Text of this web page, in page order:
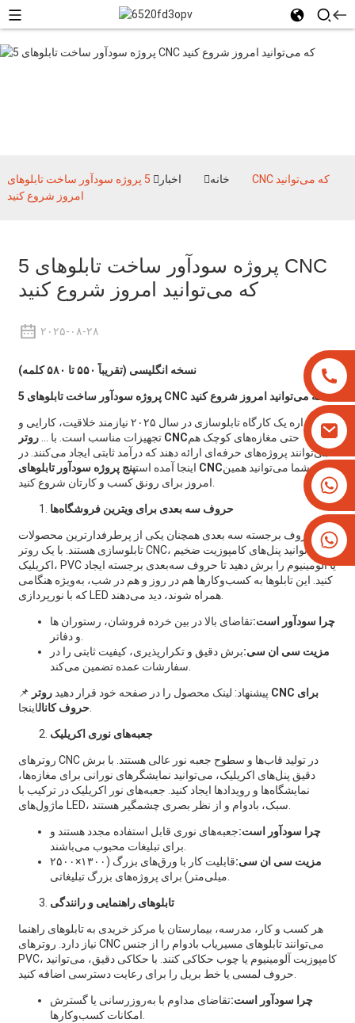
‎+۸۶۱۳۸۲۵۷۹۳۳۴‎
خانه اخبار
5 پروژه سودآور ساخت تابلوهای CNC که می‌توانید
امروز شروع کنید
5 پروژه سودآور ساخت تابلوهای CNC
که می‌توانید امروز شروع کنید
۲۰۲۵-۰۸-۲۸
نسخه انگلیسی (تقریباً ۵۵۰ تا ۵۸۰ کلمه)
5 پروژه سودآور ساخت تابلوهای CNC که می‌توانید امروز شروع کنید
اداره یک کارگاه تابلوسازی در سال ۲۰۲۵ نیازمند خلاقیت، کارایی و
تجهیزات مناسب است. با ...روتر CNCحتی مغازه‌های کوچک هم
می‌توانند پروژه‌های حرفه‌ای ارائه دهند که درآمد ثابتی ایجاد می‌کنند. در
اینجا آمده است پنج پروژه سودآور تابلوهای CNCشما می‌توانید همین
امروز برای رونق کسب و کارتان شروع کنید.
حروف سه بعدی برای ویترین فروشگاه‌ها
حروف برجسته سه بعدی همچنان یکی از پرطرفدارترین محصولات
تابلوسازی هستند. با یک روتر CNC، می‌توانید پنل‌های کامپوزیت ضخیم
اکریلیک، PVC یا آلومینیوم را برش دهید تا حروف سه‌بعدی برجسته ایجاد
کنید. این تابلوها به کسب‌وکارها هم در روز و هم در شب، به‌ویژه هنگامی
که با نورپردازی LED همراه شوند، دید می‌دهند.
چرا سودآور است:تقاضای بالا در بین خرده فروشان، رستوران ها
و دفاتر.
مزیت سی ان سی:برش دقیق و تکرارپذیری، کیفیت ثابتی را در
سفارشات عمده تضمین می‌کند.
📌 پیشنهاد: لینک محصول را در صفحه خود قرار دهیدروتر CNC برای
حروف کانالاینجا.
جعبه‌های نوری اکریلیک
روترهای CNC در تولید قاب‌ها و سطوح جعبه نور عالی هستند. با برش
دقیق پنل‌های اکریلیک، می‌توانید نمایشگرهای نورانی برای مغازه‌ها،
نمایشگاه‌ها و رویدادها ایجاد کنید. جعبه‌های نور اکریلیک در ترکیب با
ماژول‌های LED، سبک، بادوام و از نظر بصری چشمگیر هستند.
چرا سودآور است:جعبه‌های نوری قابل استفاده مجدد هستند و
برای تبلیغات محبوب می‌باشند.
مزیت سی ان سی:
قابلیت کار با ورق‌های بزرگ (۱۳۰۰×۲۵۰۰
میلی‌متر) برای پروژه‌های بزرگ تبلیغاتی.
تابلوهای راهنمایی و رانندگی
هر کسب و کار، مدرسه، بیمارستان یا مرکز خریدی به تابلوهای راهنما
نیاز دارد. روترهای CNC می‌توانند تابلوهای مسیریاب بادوام را از جنس
PVC، کامپوزیت آلومینیوم یا چوب حکاکی کنند. با حکاکی دقیق، می‌توانید
حروف لمسی یا خط بریل را برای رعایت دسترسی اضافه کنید.
چرا سودآور است:تقاضای مداوم با به‌روزرسانی یا گسترش
امکانات کسب‌وکارها.